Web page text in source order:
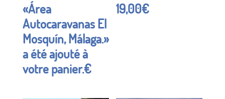
«Área
Autocaravanas El
Mosquín, Málaga.»
a été ajouté à
votre panier.€
19,00€